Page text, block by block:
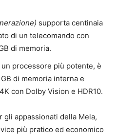
supporta centinaia
di un telecomando con
di memoria.
processore più potente, è
di memoria interna e
con Dolby Vision e HDR10.
gli appassionati della Mela,
più pratico ed economico